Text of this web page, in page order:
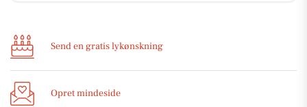
Send en gratis lykønskning
Opret mindeside